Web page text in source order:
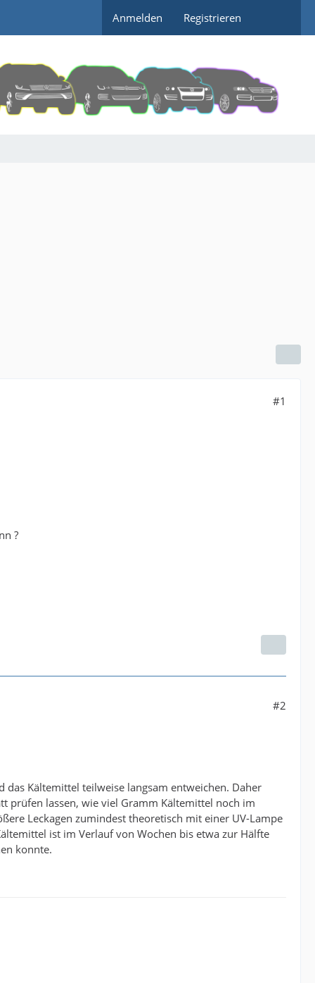
Anmelden Registrieren
#1
?
#2
Kältemittel teilweise langsam entweichen. Daher
prüfen lassen, wie viel Gramm Kältemittel noch im
Leckagen zumindest theoretisch mit einer UV-Lampe
ist im Verlauf von Wochen bis etwa zur Hälfte
konnte.